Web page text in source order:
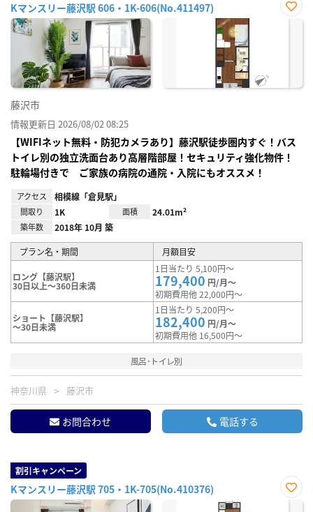
Kマンスリー藤沢駅 606・1K-606(No.411497)
お気
藤沢市
情報更新日 2026/08/02 08:25
【WIFIネット無料・防犯カメラあり】藤沢駅徒歩圏内すぐ！バス
トイレ別の独立洗面台あり高層階部屋！セキュリティ強化物件！
駐輪場付きで ご家族の病院の通院・入院にもオススメ！
アクセス 相模線「倉見駅」
間取り 1K 面積 24.01m²
築年数 2018年 10月 築
プラン名・期間 月額目安
ロング【藤沢駅】
30日以上～360日未満
1日当たり 5,100円～
179,400 円/月～
初期費用他 22,000円～
ショート【藤沢駅】
～30日未満
1日当たり 5,200円～
182,400 円/月～
初期費用他 16,500円～
風呂･トイレ別
神奈川県 藤沢市
お問合わせ 電話する
割引キャンペーン
Kマンスリー藤沢駅 705・1K-705(No.410376)
お気